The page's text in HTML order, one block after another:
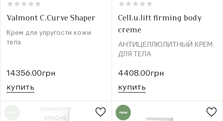
★
★ ★
★ ★
★ ★
★ ★
★
Valmont C.Curve Shaper
Крем для упругости кожи
тела
14356.00грн
купить
★
★ ★
★ ★
★ ★
★ ★
★
Cell.u.lift firming body
creme
АНТИЦЕЛЛЮЛИТНЫЙ КРЕМ
ДЛЯ ТЕЛА
4408.00грн
купить